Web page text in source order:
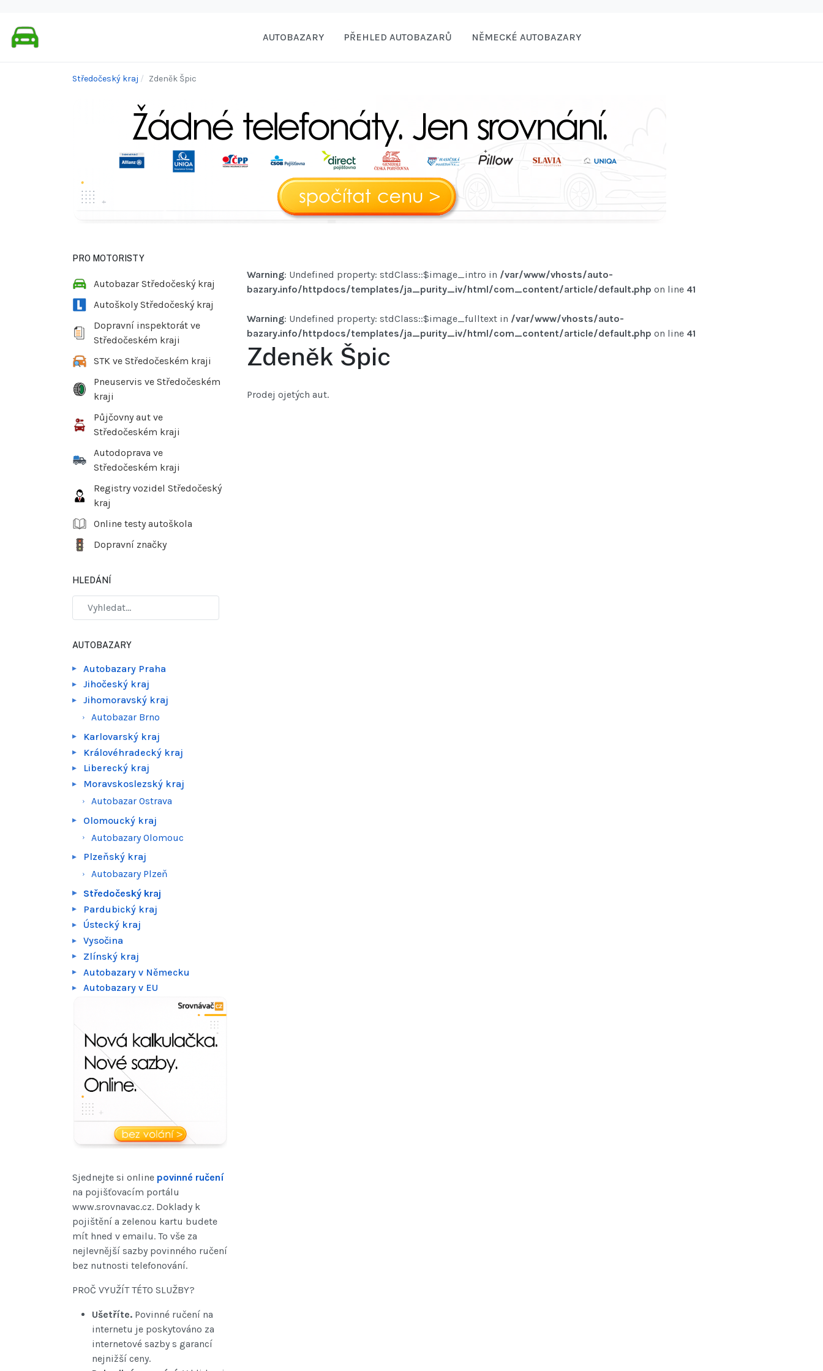
AUTOBAZARY PŘEHLED AUTOBAZARŮ NĚMECKÉ AUTOBAZARY
Středočeský kraj Zdeněk Špic
Warning: Undefined property: stdClass::$image_intro in /var/www/vhosts/auto-
bazary.info/httpdocs/templates/ja_purity_iv/html/com_content/article/default.php on line 41
Warning: Undefined property: stdClass::$image_fulltext in /var/www/vhosts/auto-
bazary.info/httpdocs/templates/ja_purity_iv/html/com_content/article/default.php on line 41
Zdeněk Špic
Prodej ojetých aut.
PRO MOTORISTY
Autobazar Středočeský kraj
Autoškoly Středočeský kraj
Dopravní inspektorát ve
Středočeském kraji
STK ve Středočeském kraji
Pneuservis ve Středočeském
kraji
Půjčovny aut ve
Středočeském kraji
Autodoprava ve
Středočeském kraji
Registry vozidel Středočeský
kraj
Online testy autoškola
Dopravní značky
HLEDÁNÍ
AUTOBAZARY
Autobazary Praha
Jihočeský kraj
Jihomoravský kraj
Autobazar Brno
Karlovarský kraj
Královéhradecký kraj
Liberecký kraj
Moravskoslezský kraj
Autobazar Ostrava
Olomoucký kraj
Autobazary Olomouc
Plzeňský kraj
Autobazary Plzeň
Středočeský kraj
Pardubický kraj
Ústecký kraj
Vysočina
Zlínský kraj
Autobazary v Německu
Autobazary v EU
Sjednejte si online povinné ručení
na pojišťovacím portálu
www.srovnavac.cz. Doklady k
pojištění a zelenou kartu budete
mít hned v emailu. To vše za
nejlevnější sazby povinného ručení
bez nutnosti telefonování.
PROČ VYUŽÍT TÉTO SLUŽBY?
Ušetříte. Povinné ručení na
internetu je poskytováno za
internetové sazby s garancí
nejnižší ceny.